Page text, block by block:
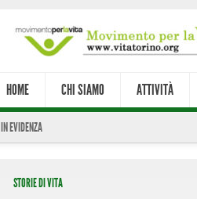
HOME CHI SIAMO ATTIVITÀ
IN EVIDENZA
STORIE DI VITA